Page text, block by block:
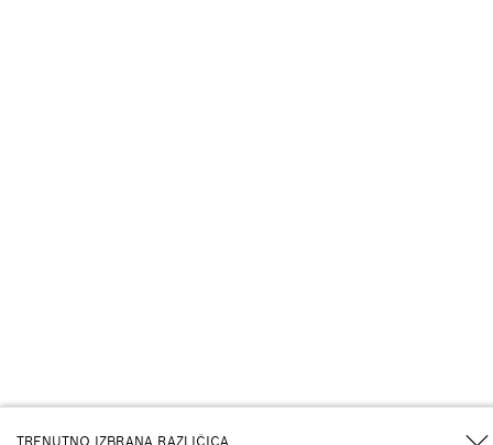
TRENUTNO IZBRANA RAZLIČICA